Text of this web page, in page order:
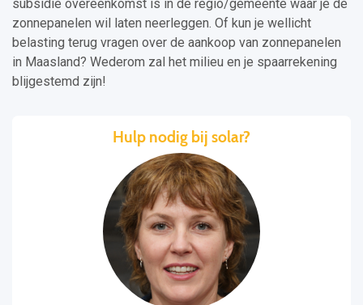
subsidie overeenkomst is in de regio/gemeente waar je de
zonnepanelen wil laten neerleggen. Of kun je wellicht
belasting terug vragen over de aankoop van zonnepanelen
in Maasland? Wederom zal het milieu en je spaarrekening
blijgestemd zijn!
Hulp nodig bij solar?